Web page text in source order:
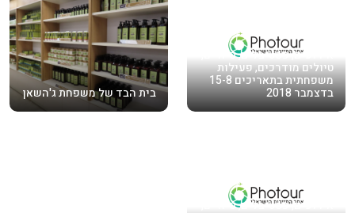
אירועים, פסטיבלים, סיורים,
טיולים מודרכים, פעילות
משפחתית בתאריכים 15-8
בדצמבר 2018 בית הבד של משפחת ג'השאן
אירועים, פסטיבלים, סיורים,